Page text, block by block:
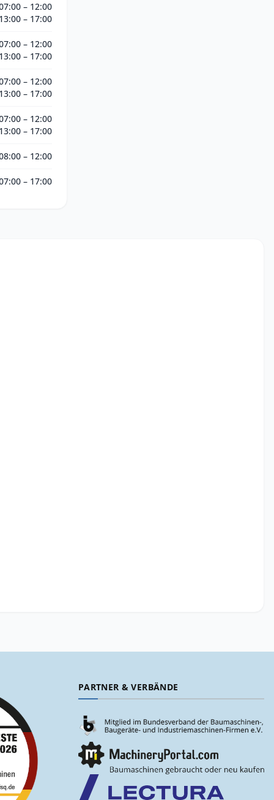
– 12:00
13:00 – 17:00
– 12:00
13:00 – 17:00
– 12:00
13:00 – 17:00
– 12:00
13:00 – 17:00
– 12:00
– 17:00
PARTNER & VERBÄNDE